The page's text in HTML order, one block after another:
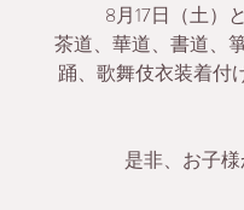
8月17日（土）
茶道、華道、書道、
踊、歌舞伎衣装着付
是非、お子